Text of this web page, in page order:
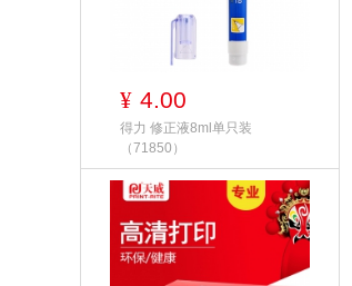
¥ 4.00
得力 修正液8ml单只装
（71850）